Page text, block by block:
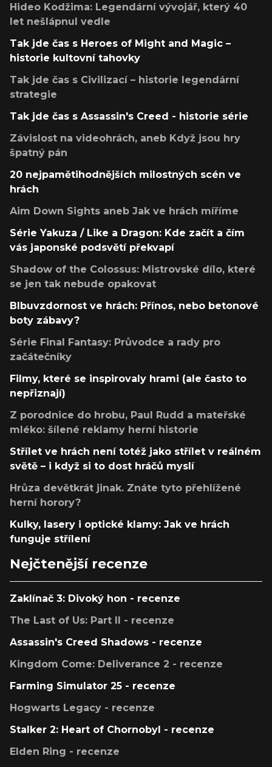
Hideo Kodžima: Legendární vývojář, který 40
let nešlápnul vedle
Tak jde čas s Heroes of Might and Magic –
historie kultovní tahovky
Tak jde čas s Civilizací – historie legendární
strategie
Tak jde čas s Assassin's Creed - historie série
Závislost na videohrách, aneb Když jsou hry
špatný pán
20 nejpamětihodnějších milostných scén ve
hrách
Aim Down Sights aneb Jak ve hrách míříme
Série Yakuza / Like a Dragon: Kde začít a čím
vás japonské podsvětí překvapí
Shadow of the Colossus: Mistrovské dílo, které
se jen tak nebude opakovat
Blbuvzdornost ve hrách: Přínos, nebo betonové
boty zábavy?
Série Final Fantasy: Průvodce a rady pro
začátečníky
Filmy, které se inspirovaly hrami (ale často to
nepřiznají)
Z porodnice do hrobu, Paul Rudd a mateřské
mléko: šílené reklamy herní historie
Střílet ve hrách není totéž jako střílet v reálném
světě – i když si to dost hráčů myslí
Hrůza devětkrát jinak. Znáte tyto přehlížené
herní horory?
Kulky, lasery i optické klamy: Jak ve hrách
funguje střílení
Nejčtenější recenze
Zaklínač 3: Divoký hon - recenze
The Last of Us: Part II - recenze
Assassin's Creed Shadows - recenze
Kingdom Come: Deliverance 2 - recenze
Farming Simulator 25 - recenze
Hogwarts Legacy - recenze
Stalker 2: Heart of Chornobyl - recenze
Elden Ring - recenze